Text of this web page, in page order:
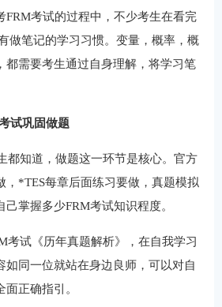
FRM考试的过程中，不少考生在看完
做笔记的学习习惯。变量，概率，概
都需要考生通过自身理解，将学习笔
试巩固做题
都知道，做题这一环节是核心。官方
，*TES每章后面练习要做，真题模拟
掌握多少FRM考试知识程度。
考试《历年真题解析》，在自我学习
如同一位就站在身边良师，可以对自
正确指引。